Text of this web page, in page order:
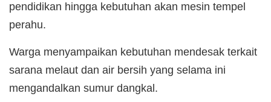
pendidikan hingga kebutuhan akan mesin tempel
perahu.
Warga menyampaikan kebutuhan mendesak terkait
sarana melaut dan air bersih yang selama ini
mengandalkan sumur dangkal.